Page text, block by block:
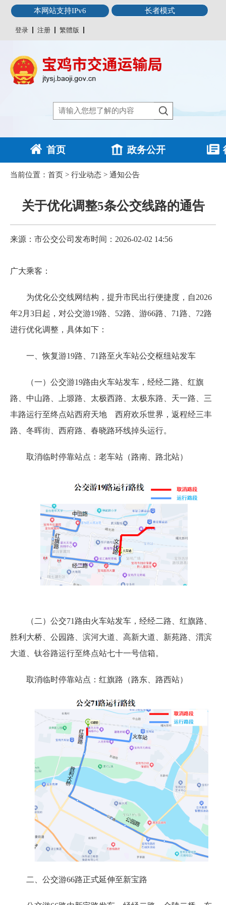
本网站支持IPv6 长者模式
登录 注册 繁體版
首页 政务公开
当前位置： 首页 > 行业动态 > 通知公告
关于优化调整5条公交线路的通告
来源：市公交公司 发布时间：2026-02-02 14:56
广大乘客：
为优化公交线网结构，提升市民出行便捷度，自2026
年2月3日起，对公交游19路、52路、游66路、71路、72路
进行优化调整，具体如下：
一、恢复游19路、71路至火车站公交枢纽站发车
（一）公交游19路由火车站发车，经经二路、红旗
路、中山路、上塬路、太极西路、太极东路、天一路、三
丰路运行至终点站西府天地 西府欢乐世界，返程经三丰
路、冬晖街、西府路、春晓路环线掉头运行。
取消临时停靠站点：老车站（路南、路北站）
（二）公交71路由火车站发车，经经二路、红旗路、
胜利大桥、公园路、滨河大道、高新大道、新苑路、渭滨
大道、钛谷路运行至终点站七十一号信箱。
取消临时停靠站点：红旗路（路东、路西站）
二、公交游66路正式延伸至新宝路